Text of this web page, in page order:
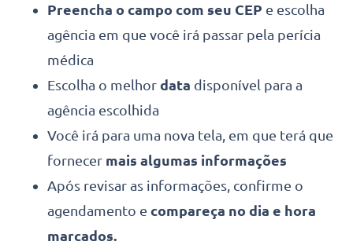
Preencha o campo com seu CEP e escolha
agência em que você irá passar pela perícia
médica
Escolha o melhor data disponível para a
agência escolhida
Você irá para uma nova tela, em que terá que
fornecer mais algumas informações
Após revisar as informações, confirme o
agendamento e compareça no dia e hora
marcados.